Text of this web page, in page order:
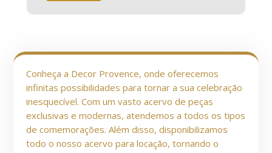
Conheça a Decor Provence, onde oferecemos
infinitas possibilidades para tornar a sua celebração
inesquecível. Com um vasto acervo de peças
exclusivas e modernas, atendemos a todos os tipos
de comemorações. Além disso, disponibilizamos
todo o nosso acervo para locação, tornando o